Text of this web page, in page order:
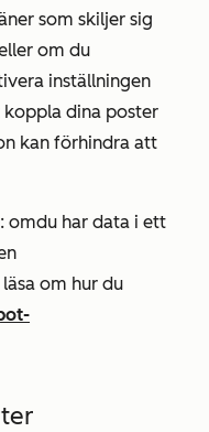
som skiljer sig
om du
inställningen
dina poster
kan förhindra att
: omdu har data i ett
om hur du